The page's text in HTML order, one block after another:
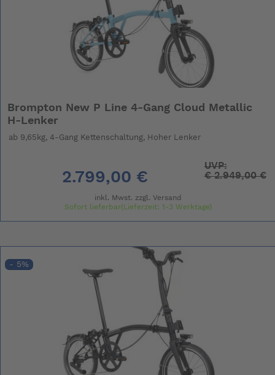
Brompton New P Line 4-Gang Cloud Metallic
H-Lenker
ab 9,65kg, 4-Gang Kettenschaltung, Hoher Lenker
2.799,00 €
UVP:
€2.949,00 €
inkl. Mwst. zzgl. Versand
Sofort lieferbar(Lieferzeit: 1-3 Werktage)
- 5%